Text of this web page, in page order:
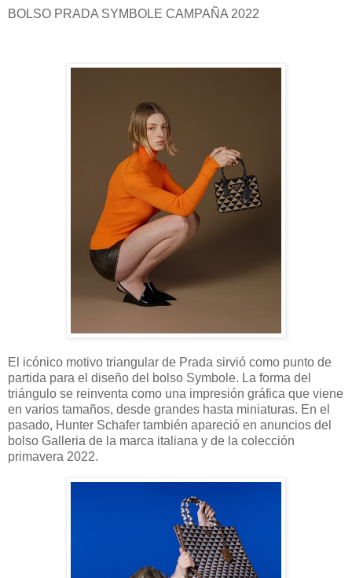
BOLSO PRADA SYMBOLE CAMPAÑA 2022
El icónico motivo triangular de Prada sirvió como punto de
partida para el diseño del bolso Symbole. La forma del
triángulo se reinventa como una impresión gráfica que viene
en varios tamaños, desde grandes hasta miniaturas. En el
pasado, Hunter Schafer también apareció en anuncios del
bolso Galleria de la marca italiana y de la colección
primavera 2022.